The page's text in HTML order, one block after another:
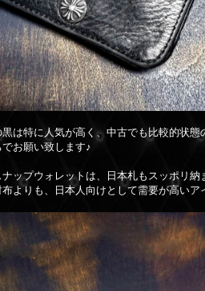
は特に人気が高く、中古でも比較的状
お願い致します♪
ナップウォレットは、日本札もスッポリ
よりも、日本人向けとして需要が高いア